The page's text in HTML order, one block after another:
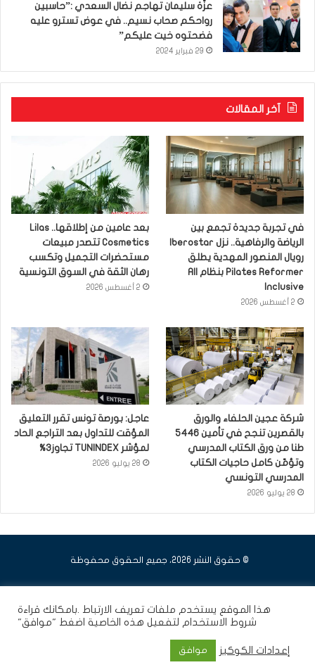
عزّة سليمان تهاجم نضال السعدي :”حاسبين
رواحكم صحاب نسيم.. في عوض تسترو عليه
فضحتوه خيت عليكم”
29 فبراير 2024
آخر المقالات
في تجربة جديدة تجمع بين
رويال المنصور المهدية يطلق
Pilates Reformer بنظام All
Inclusive
2 أغسطس 2026
بعد عامين من إطلاقها.. Lilas
Cosmetics تتصدر مبيعات
مستحضرات التجميل وتكسب
رهان الثقة في السوق التونسية
2 أغسطس 2026
شركة عجين الحلفاء والورق
بالقصرين تنجح في تأمين 5446
طنا من ورق الكتاب المدرسي
وتؤمّن كامل حاجيات الكتاب
المدرسي التونسي
28 يوليو 2026
عاجل: بورصة تونس تقرر التعليق
المؤقت للتداول بعد التراجع الحاد
لمؤشر TUNINDEX تجاوز3%
28 يوليو 2026
© حقوق النشر 2026، جميع الحقوق محفوظة
هذا الموقع يستخدم ملفات تعريف الارتباط .بامكانك قراءة
شروط الاستخدام لتفعيل هذه الخاصية اضغط "موافق"
إعدادات الكوكيز موافق